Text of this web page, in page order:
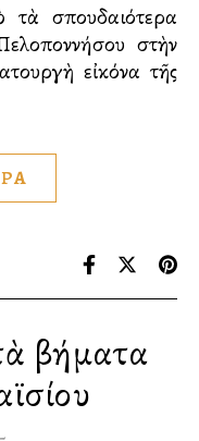
στὴν
εἰκόνα τῆς
βήματα